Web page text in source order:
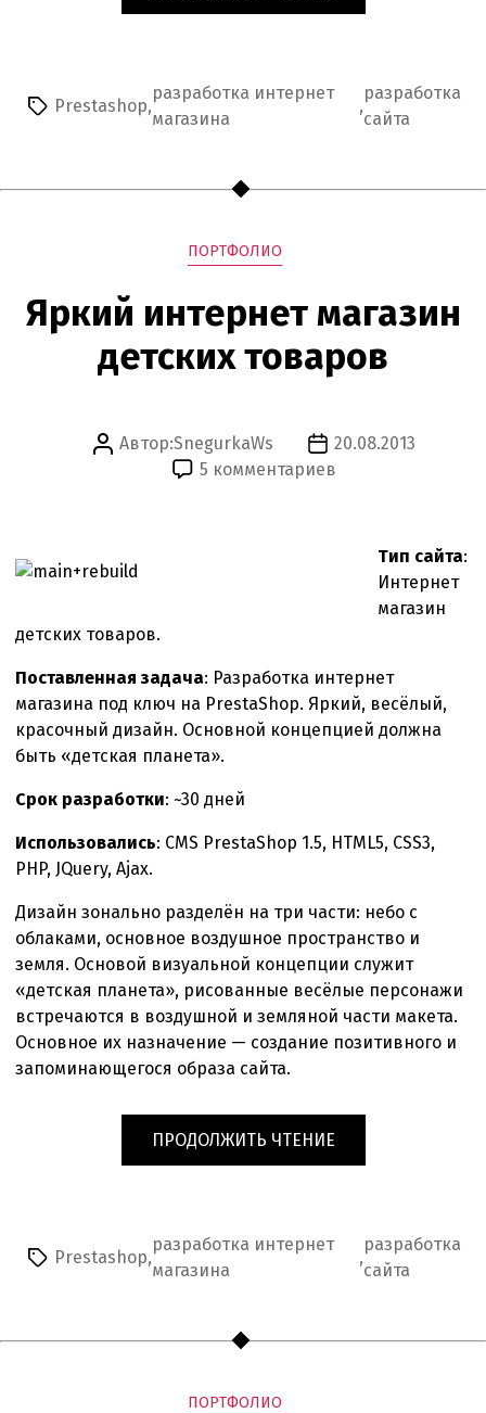
МАГАЗИН
НА
PRESTASHOP»
Метки
Prestashop,
разработка интернет
магазина
,
разработка
сайта
Рубрики
ПОРТФОЛИО
Яркий интернет магазин
детских товаров
Автор
Автор:SnegurkaWs
Дата
записи
20.08.2013
5 комментариевк
интернет
магазин
Тип сайта:
Интернет
магазин
детских товаров.
Поставленная задача: Разработка интернет
магазина под ключ на PrestaShop. Яркий, весёлый,
красочный дизайн. Основной концепцией должна
быть «детская планета».
Срок разработки: ~30 дней
Использовались: CMS PrestaShop 1.5, HTML5, CSS3,
PHP, JQuery, Ajax.
Дизайн зонально разделён на три части: небо с
облаками, основное воздушное пространство и
земля. Основой визуальной концепции служит
«детская планета», рисованные весёлые персонажи
встречаются в воздушной и земляной части макета.
Основное их назначение — создание позитивного и
запоминающегося образа сайта.
ПРОДОЛЖИТЬ ЧТЕНИЕ«ЯРКИЙ
ИНТЕРНЕТ
ТОВАРОВ»
Метки
Prestashop,
разработка интернет
магазина
,
разработка
сайта
Рубрики
ПОРТФОЛИО